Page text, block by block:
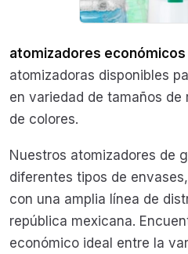
atomizadores económicos
atomizadoras disponibles
en variedad de tamaños
de colores.
Nuestros atomizadores de
diferentes tipos de
con una amplia línea de
república mexicana.
económico ideal entre la